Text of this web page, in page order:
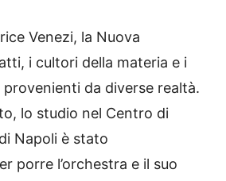
Venezi, la Nuova
i cultori della materia e i
da diverse realtà.
lo studio nel Centro di
Napoli è stato
porre l’orchestra e il suo